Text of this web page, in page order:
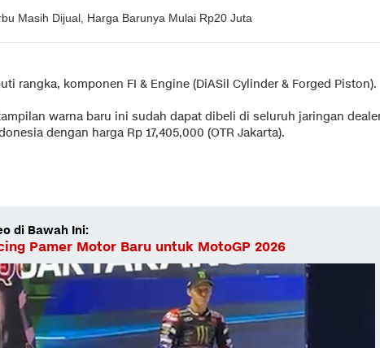
Masih Dijual, Harga Barunya Mulai Rp20 Juta
rangka, komponen FI & Engine (DiASil Cylinder & Forged Piston).
warna baru ini sudah dapat dibeli di seluruh jaringan
dengan harga Rp 17,405,000 (OTR Jakarta).
di Bawah Ini:
Pamer Motor Baru untuk MotoGP 2026